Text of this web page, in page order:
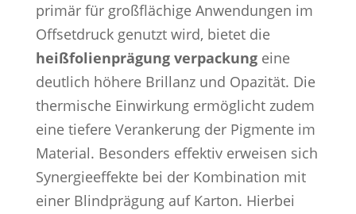
primär für großflächige Anwendungen im
Offsetdruck genutzt wird, bietet die
heißfolienprägung verpackungeine
deutlich höhere Brillanz und Opazität. Die
thermische Einwirkung ermöglicht zudem
eine tiefere Verankerung der Pigmente im
Material. Besonders effektiv erweisen sich
Synergieeffekte bei der Kombination mit
einer Blindprägung auf Karton. Hierbei